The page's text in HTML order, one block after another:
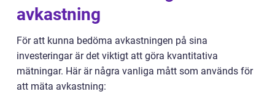
avkastning
För att kunna bedöma avkastningen på sina
investeringar är det viktigt att göra kvantitativa
mätningar. Här är några vanliga mått som används för
att mäta avkastning: